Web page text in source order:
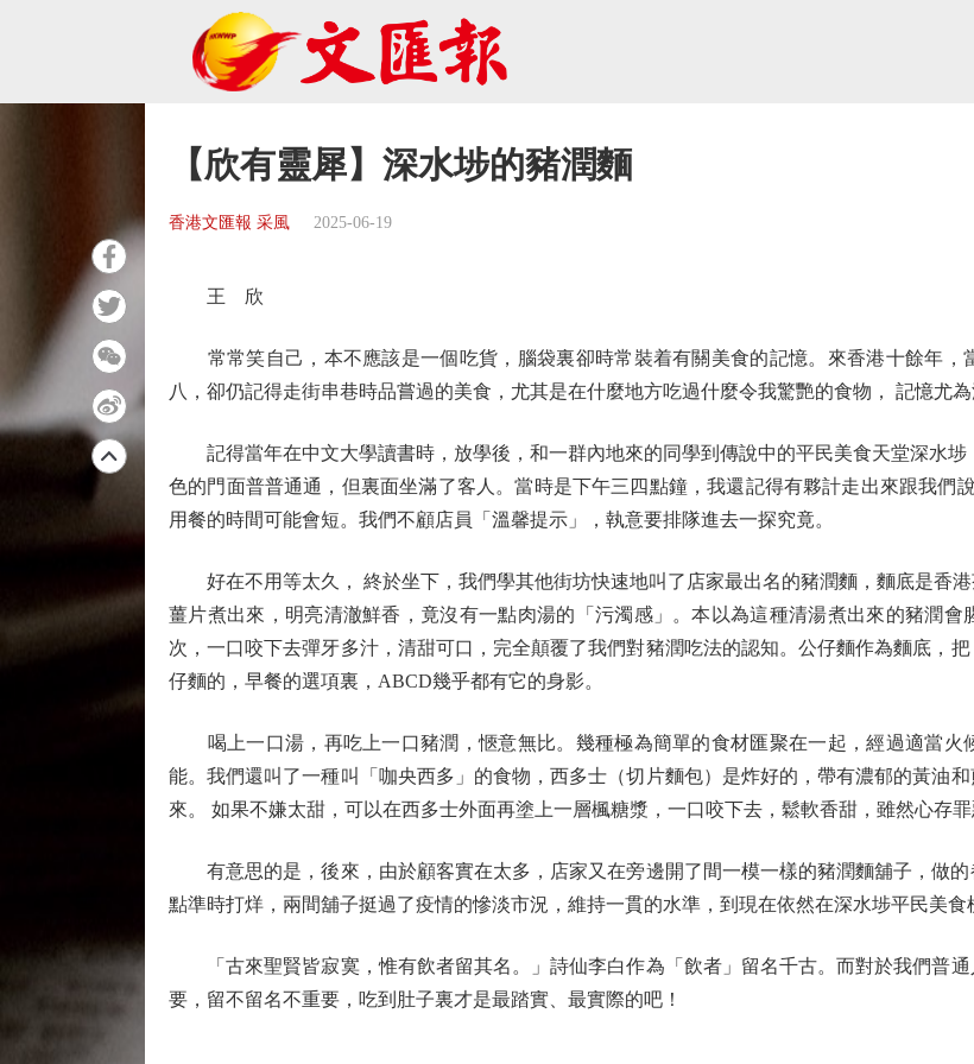
【欣有靈犀】深水埗的豬潤麵
香港文匯報 采風 2025-06-19
王 欣
常常笑自己，本不應該是一個吃貨，腦袋裏卻時常裝着有關美食的記憶。來香港十餘年，
八，卻仍記得走街串巷時品嘗過的美食，尤其是在什麼地方吃過什麼令我驚艷的食物， 記憶尤為
記得當年在中文大學讀書時，放學後，和一群內地來的同學到傳說中的平民美食天堂深水埗
色的門面普普通通，但裏面坐滿了客人。當時是下午三四點鐘，我還記得有夥計走出來跟我們
用餐的時間可能會短。我們不顧店員「溫馨提示」，執意要排隊進去一探究竟。
好在不用等太久， 終於坐下，我們學其他街坊快速地叫了店家最出名的豬潤麵，麵底是香
薑片煮出來，明亮清澈鮮香，竟沒有一點肉湯的「污濁感」。本以為這種清湯煮出來的豬潤
次，一口咬下去彈牙多汁，清甜可口，完全顛覆了我們對豬潤吃法的認知。公仔麵作為麵底，
仔麵的，早餐的選項裏，ABCD幾乎都有它的身影。
喝上一口湯，再吃上一口豬潤，愜意無比。幾種極為簡單的食材匯聚在一起，經過適當火
能。我們還叫了一種叫「咖央西多」的食物，西多士（切片麵包）是炸好的，帶有濃郁的黃油
來。 如果不嫌太甜，可以在西多士外面再塗上一層楓糖漿，一口咬下去，鬆軟香甜，雖然心存
有意思的是，後來，由於顧客實在太多，店家又在旁邊開了間一模一樣的豬潤麵舖子，做的
點準時打烊，兩間舖子挺過了疫情的慘淡市況，維持一貫的水準，到現在依然在深水埗平民美食
「古來聖賢皆寂寞，惟有飲者留其名。」詩仙李白作為「飲者」留名千古。而對於我們普通
要，留不留名不重要，吃到肚子裏才是最踏實、最實際的吧！